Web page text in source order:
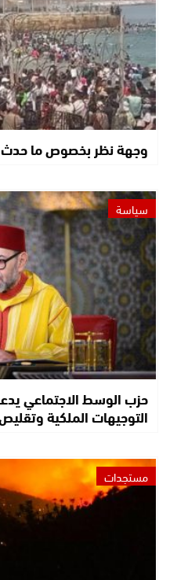
وجهة نظر بخصوص ما حدث
سياسة
حزب الوسط الاجتماعي
التوجيهات الملكية
مستجدات